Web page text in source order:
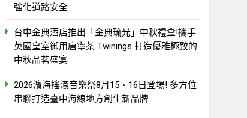
強化道路安全
台中金典酒店推出「金典琉光」中秋禮盒!攜手
英國皇室御用唐寧茶 Twinings 打造優雅極致的
中秋品茗盛宴
2026濱海搖滾音樂祭8月15、16日登場! 多方位
串聯打造臺中海線地方創生新品牌